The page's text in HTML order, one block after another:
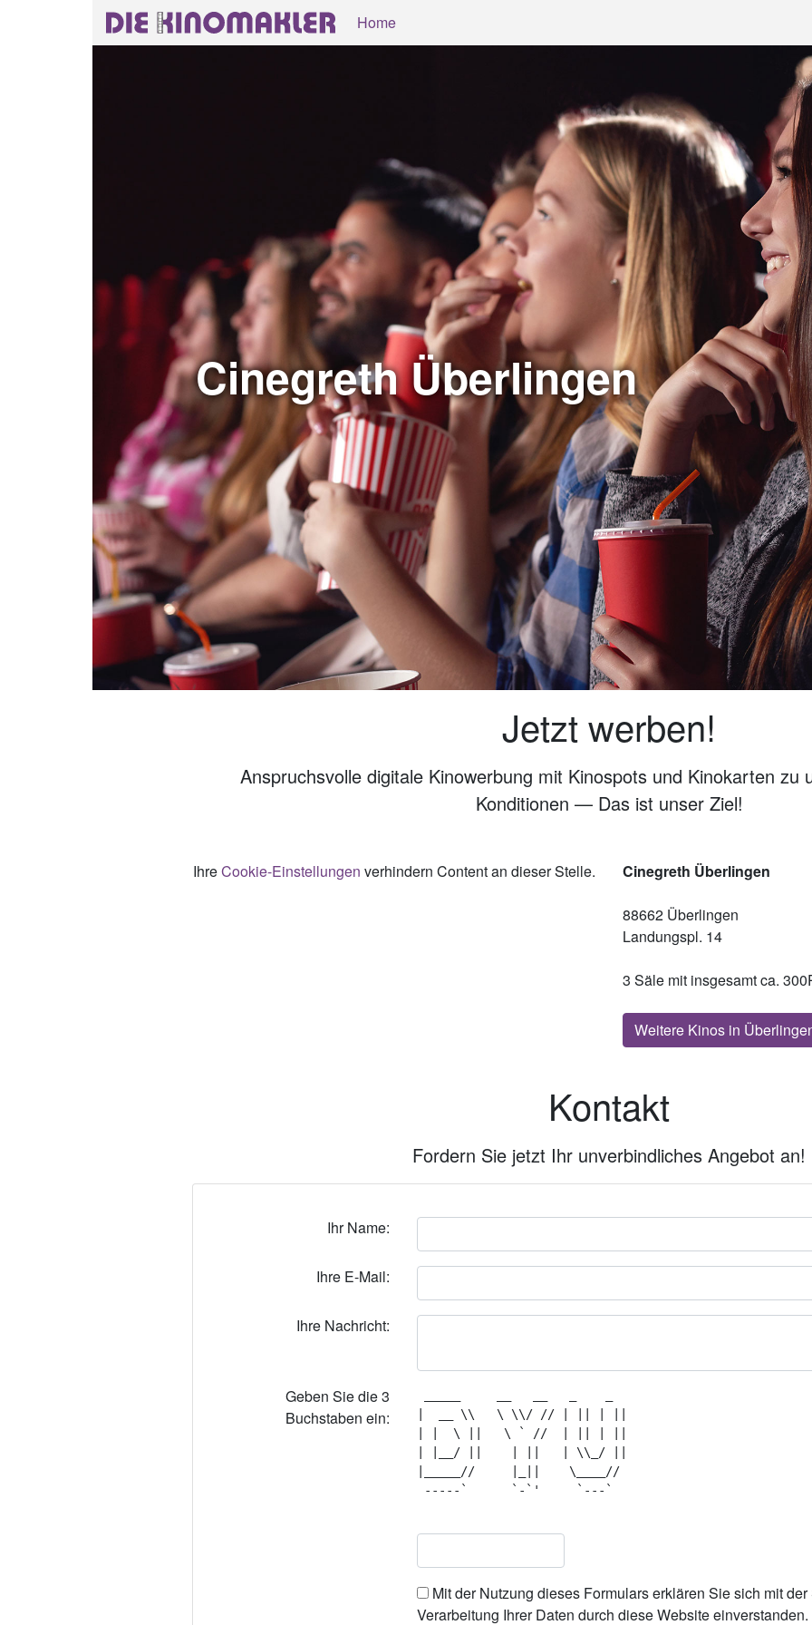
Home
Cinegreth Überlingen
Jetzt werben!
Anspruchsvolle digitale Kinowerbung mit Kinospots und Kinokarten zu
Konditionen — Das ist unser Ziel!
IhreCookie-Einstellungen verhindern Content an dieser Stelle. Cinegreth Überlingen
88662 Überlingen
Landungspl. 14
3 Säle mit insgesamt ca.
Weitere Kinos in
Kontakt
Fordern Sie jetzt Ihr unverbindliches Angebot an!
Ihr Name:
Ihre E-Mail:
Ihre Nachricht:
Geben Sie die 3
Buchstaben ein:
|  __ \\   \ \\/ // | || | ||
| |  \ ||   \ ` //  | || | ||
| |__/ ||    | ||   | \\_/ ||
|_____//     |_||    \____//
-----`      `-`'     `---`
Mit der Nutzung dieses Formulars erklären Sie sich mit
Verarbeitung Ihrer Daten durch diese Website